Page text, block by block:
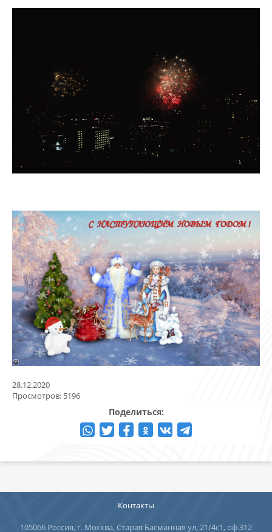
28.12.2020
Просмотров: 5196
Поделиться:
Контакты
105066 Россия, г. Москва, Старая Басманная ул, 21/4с1, оф.312